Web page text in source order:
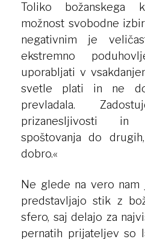
Toliko božanskega
možnost svobodne
negativnim je
ekstremno
uporabljati v
svetle plati in ne
prevladala.
prizanesljivosti in
spoštovanja do
dobro.«
Ne glede na vero nam
predstavljajo stik z
sfero, saj delajo za
pernatih prijateljev so